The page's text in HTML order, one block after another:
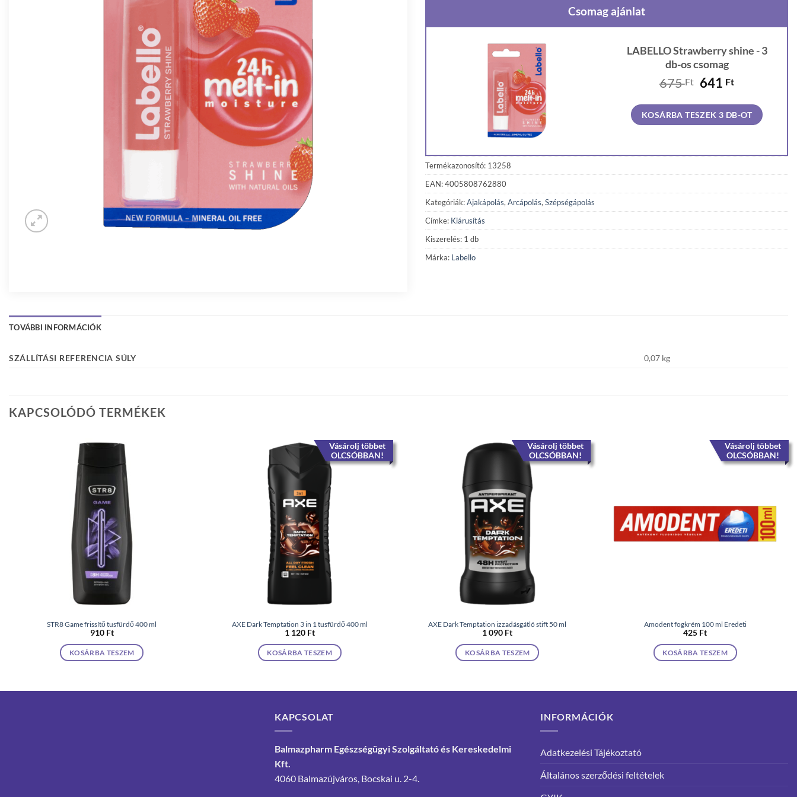
Csomag ajánlat
LABELLO Strawberry shine - 3
db-os csomag
675Ft Original
was:
675 Ft.
641 FtCurrent
is:
641 Ft.
KOSÁRBA TESZEK 3 DB-OT
Termékazonosító: 13258
EAN: 4005808762880
Kategóriák:Ajakápolás, Arcápolás, Szépségápolás
Címke: Kiárusítás
Kiszerelés: 1 db
Márka: Labello
TOVÁBBI INFORMÁCIÓK
SZÁLLÍTÁSI REFERENCIA SÚLY 0,07 kg
KAPCSOLÓDÓ TERMÉKEK
STR8 Game frissítő tusfürdő 400 ml
910 Ft
KOSÁRBA TESZEM
Vásárolj többet
OLCSÓBBAN!
AXE Dark Temptation 3 in 1 tusfürdő 400 ml
1 120 Ft
KOSÁRBA TESZEM
Vásárolj többet
OLCSÓBBAN!
AXE Dark Temptation izzadásgátló stift 50 ml
1 090 Ft
KOSÁRBA TESZEM
Vásárolj többet
OLCSÓBBAN!
Amodent fogkrém 100 ml Eredeti
425 Ft
KOSÁRBA TESZEM
KAPCSOLAT
Balmazpharm Egészségügyi Szolgáltató és Kereskedelmi
Kft.
4060 Balmazújváros, Bocskai u. 2-4.
INFORMÁCIÓK
Adatkezelési Tájékoztató
Általános szerződési feltételek